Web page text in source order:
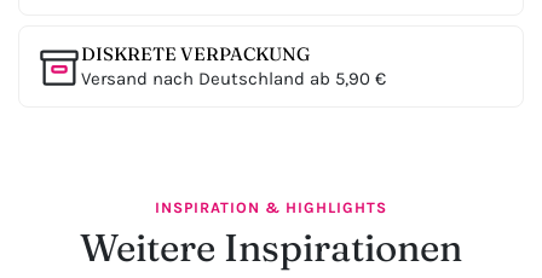
DISKRETE VERPACKUNG
Versand nach Deutschland ab 5,90 €
INSPIRATION & HIGHLIGHTS
Weitere Inspirationen